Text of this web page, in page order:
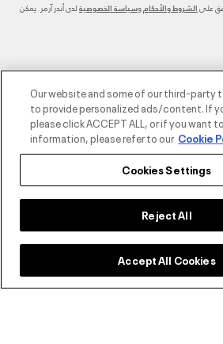
على الشروط والأحكام وسياسة الخصوصية لدى أندر آرمر. يمكن
Our website and some of our third-party
to provide personalized ads/content. If
please click ACCEPT ALL, or if you want
information, please refer to our Cookie
Cookies Settings
Reject All
Accept All Cookies